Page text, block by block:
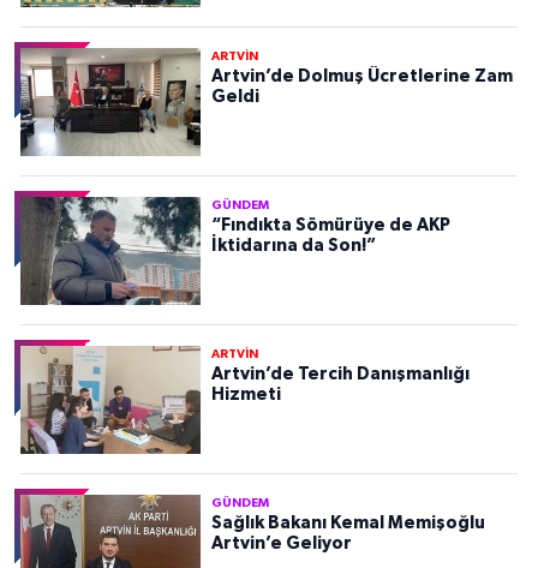
ARTVİN
Artvin’de Dolmuş Ücretlerine Zam
Geldi
GÜNDEM
“Fındıkta Sömürüye de AKP
İktidarına da Son!”
ARTVİN
Artvin’de Tercih Danışmanlığı
Hizmeti
GÜNDEM
Sağlık Bakanı Kemal Memişoğlu
Artvin’e Geliyor